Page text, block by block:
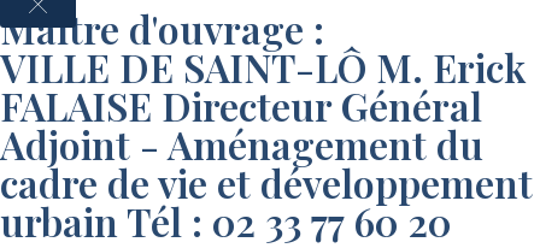
Maître d'ouvrage :
VILLE DE SAINT-LÔ M. Erick
FALAISE Directeur Général
Adjoint - Aménagement du
cadre de vie et développement
urbain Tél : 02 33 77 60 20